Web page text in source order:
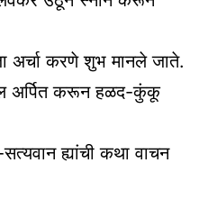
अर्चा करणे शुभ मानले जाते.
अर्पित करून हळद-कुंकू
सत्यवान ह्यांची कथा वाचन